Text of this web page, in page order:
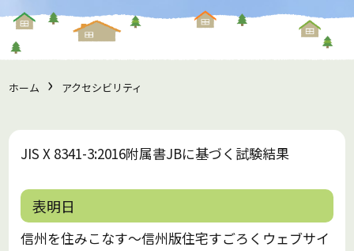
ホーム › アクセシビリティ
JIS X 8341-3:2016附属書JBに基づく試験結果
表明日
信州を住みこなす～信州版住宅すごろくウェブサイ